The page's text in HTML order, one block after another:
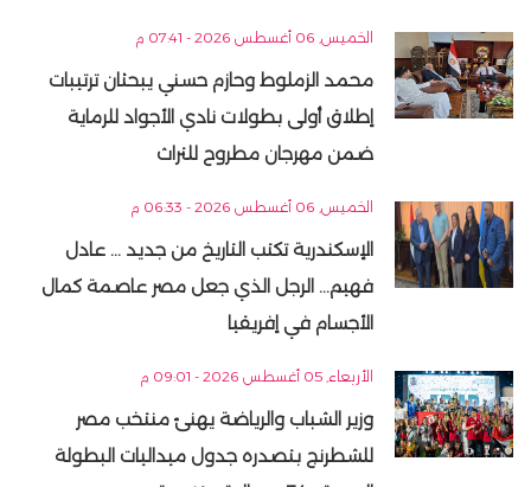
الخميس, 06 أغسطس 2026 - 07:41 م
محمد الزملوط وحازم حسني يبحثان ترتيبات
إطلاق أولى بطولات نادي الأجواد للرماية
ضمن مهرجان مطروح للتراث
الخميس, 06 أغسطس 2026 - 06:33 م
الإسكندرية تكتب التاريخ من جديد ... عادل
فهيم... الرجل الذي جعل مصر عاصمة كمال
الأجسام في إفريقيا
الأربعاء, 05 أغسطس 2026 - 09:01 م
وزير الشباب والرياضة يهنئ منتخب مصر
للشطرنج بتصدره جدول ميداليات البطولة